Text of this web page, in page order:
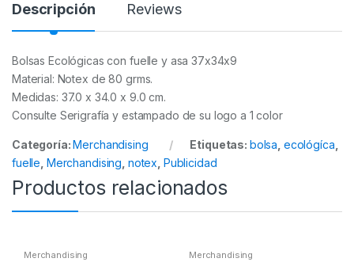
Descripción Reviews
Bolsas Ecológicas con fuelle y asa 37x34x9
Material: Notex de 80 grms.
Medidas: 37.0 x 34.0 x 9.0 cm.
Consulte Serigrafía y estampado de su logo a 1 color
Categoría:Merchandising Etiquetas: bolsa ecológíca
fuelle Merchandising notex Publicidad
Productos relacionados
Merchandising Merchandising